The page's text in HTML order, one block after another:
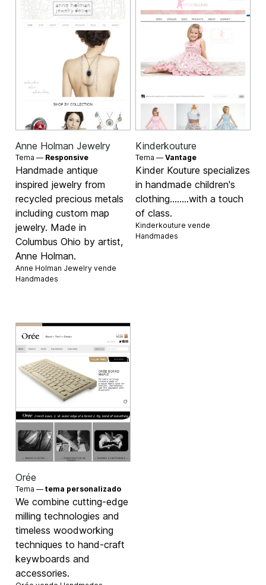
Anne Holman Jewelry
Tema — Responsive
Handmade antique
inspired jewelry from
recycled precious metals
including custom map
jewelry. Made in
Columbus Ohio by artist,
Anne Holman.
Anne Holman Jewelry vende
Handmades
Kinderkouture
Tema — Vantage
Kinder Kouture specializes
in handmade children's
clothing........with a touch
of class.
Kinderkouture vende
Handmades
Orée
Tema —tema personalizado
We combine cutting-edge
milling technologies and
timeless woodworking
techniques to hand-craft
keywboards and
accessories.